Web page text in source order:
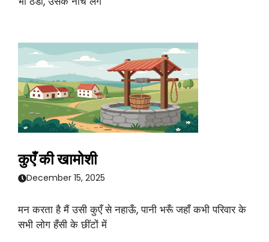
कुएँ की खामोशी
December 15, 2025
मन करता है मैं उसी कुएँ से नहाऊँ, पानी भरूँ जहाँ कभी परिवार के
सभी लोग हँसी के छींटों में